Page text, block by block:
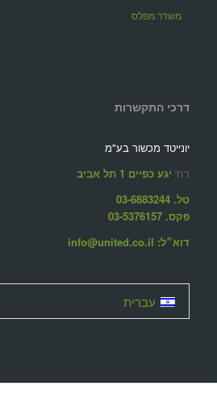
משדר מפלס
דרכי התקשרות
יונייטד מכשור בע"מ
רח' יגע כפיים 1 תל אביב
טל. 03-6883244
פקס. 03-5376157
דוא״ל: info@united.co.il
עברית